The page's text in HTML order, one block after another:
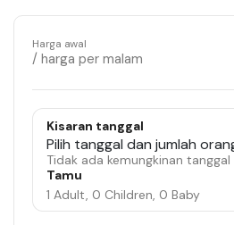
Harga awal
/ harga per malam
Kisaran tanggal
Pilih tanggal dan jumlah
Tidak ada kemungkinan tanggal
Tamu
1 Adult, 0 Children, 0 Baby